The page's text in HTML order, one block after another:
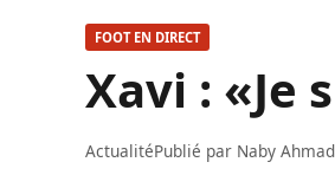
FOOT EN DIRECT
Xavi : «Je
ActualitéPublié par Naby Ahmad